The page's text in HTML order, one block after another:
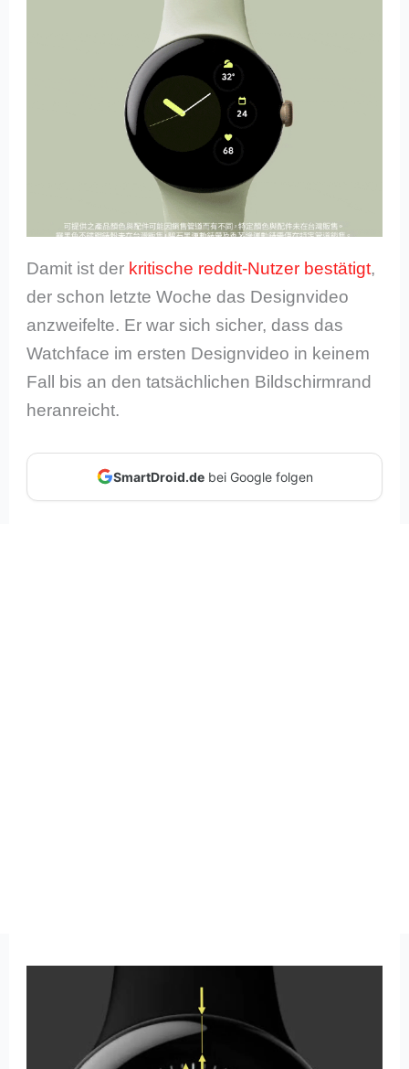
Damit ist der kritische reddit-Nutzer bestätigt,
der schon letzte Woche das Designvideo
anzweifelte. Er war sich sicher, dass das
Watchface im ersten Designvideo in keinem
Fall bis an den tatsächlichen Bildschirmrand
heranreicht.
SmartDroid.debei Google folgen